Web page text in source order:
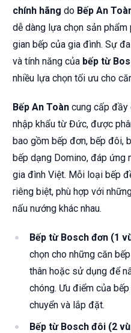
chính hãng do Bếp An
dễ dàng lựa chọn sản phẩm
gian bếp của gia đình. Sự
và tính năng của bếp từ
nhiều lựa chọn tối ưu cho
Bếp An Toàn cung cấp đầy
nhập khẩu từ Đức, được
bao gồm bếp đơn, bếp đôi,
bếp dạng Domino, đáp ứng
gia đình Việt. Mỗi loại bếp
riêng biệt, phù hợp với
nấu nướng khác nhau.
Bếp từ Bosch đơn (1
chọn cho những căn
thân hoặc sử dụng để
chóng. Ưu điểm của
chuyển và lắp đặt.
Bếp từ Bosch đôi (2